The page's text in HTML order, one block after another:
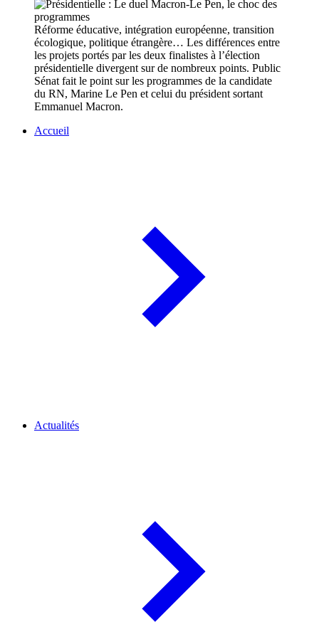
Réforme éducative, intégration européenne, transition
écologique, politique étrangère… Les différences entre
les projets portés par les deux finalistes à l’élection
présidentielle divergent sur de nombreux points. Public
Sénat fait le point sur les programmes de la candidate
du RN, Marine Le Pen et celui du président sortant
Emmanuel Macron.
Accueil
Actualités